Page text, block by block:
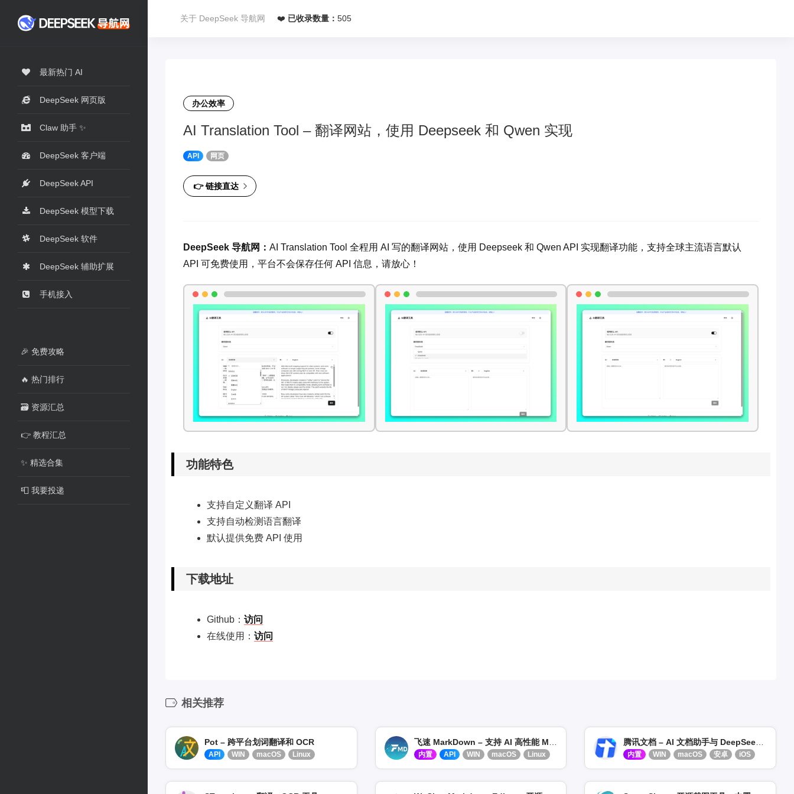
最新热门 AI
DeepSeek 网页版
Claw 助手 ✨
DeepSeek 客户端
DeepSeek API
DeepSeek 模型下载
DeepSeek 软件
DeepSeek 辅助扩展
手机接入
🎉 免费攻略
🔥 热门排行
🗃️ 资源汇总
👉 教程汇总
✨ 精选合集
📮 我要投递
关于 DeepSeek 导航网 ❤️ 已收录数量： 505
办公效率
AI Translation Tool – 翻译网站，使用 Deepseek 和 Qwen 实现
API 网页
👉 链接直达
DeepSeek 导航网： AI Translation Tool 全程用 AI 写的翻译网站，使用 Deepseek 和 Qwen API 实现翻译功能，支持全球主流语言默认
API 可免费使用，平台不会保存任何 API 信息，请放心！
功能特色
支持自定义翻译 API
支持自动检测语言翻译
默认提供免费 API 使用
下载地址
Github： 访问
在线使用： 访问
相关推荐
Pot – 跨平台划词翻译和 OCR
API WIN macOS Linux
飞速 MarkDown – 支持 AI 高性能 Markdown 笔记工具
内置 API WIN macOS Linux
腾讯文档 – AI 文档助手与 DeepSeek 结合
内置 WIN macOS 安卓 iOS